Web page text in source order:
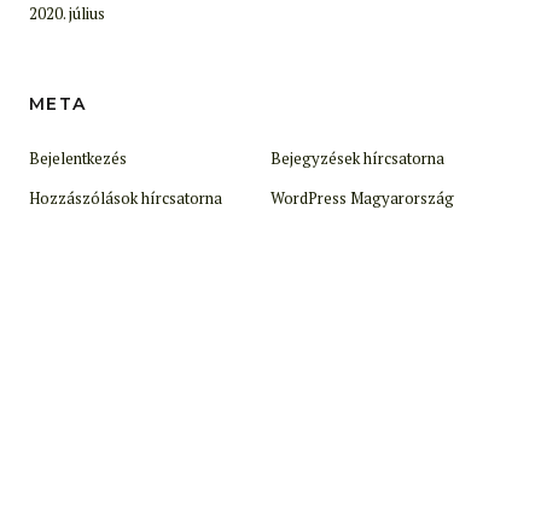
2020. július
META
Bejelentkezés
Bejegyzések hírcsatorna
Hozzászólások hírcsatorna
WordPress Magyarország